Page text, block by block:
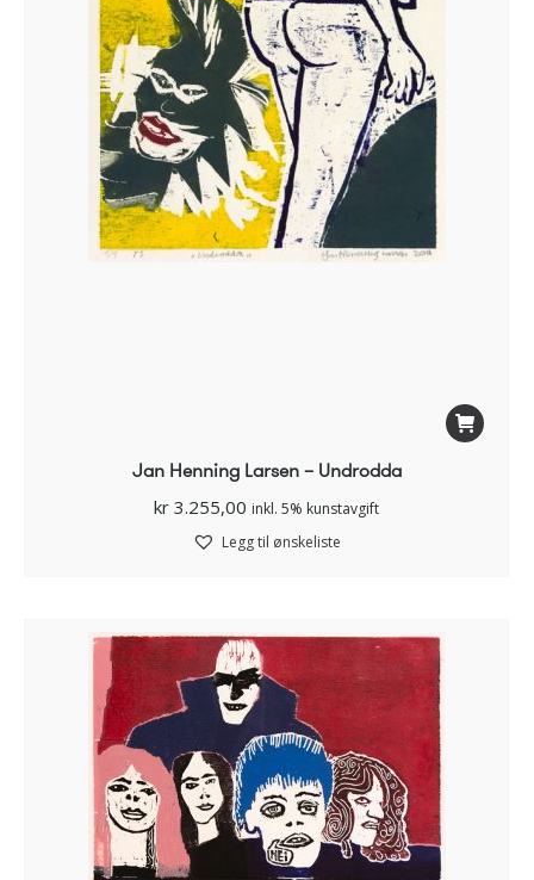
Jan Henning Larsen – Undrodda
kr 3.255,00 inkl. 5% kunstavgift
Legg til ønskeliste